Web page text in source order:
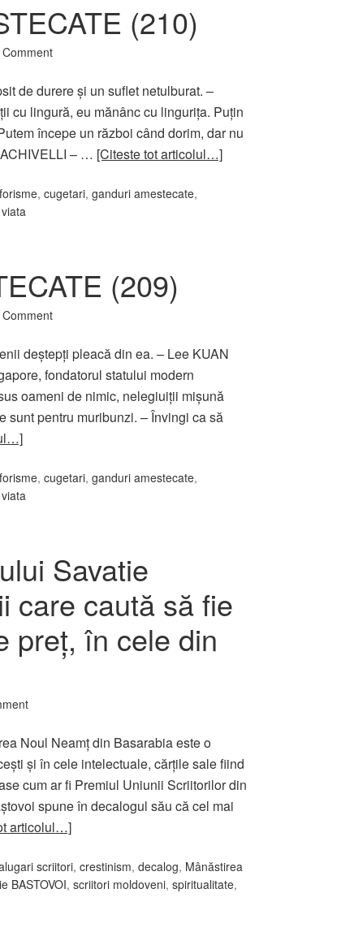
(210)
de durere şi un suflet netulburat. –
cu lingură, eu mănânc cu lingurița. Puțin
începe un război când dorim, dar nu
– … [Citeste tot articolul…]
, cugetari, ganduri amestecate,
viata
(209)
deștepți pleacă din ea. – Lee KUAN
fondatorul statului modern
oameni de nimic, nelegiuiții mișună
sunt pentru muribunzi. – Învingi ca să
, cugetari, ganduri amestecate,
viata
Savatie
care caută să fie
preţ, în cele din
Noul Neamţ din Basarabia este o
şi în cele intelectuale, cărţile sale fiind
cum ar fi Premiul Uniunii Scriitorilor din
spune în decalogul său că cel mai
articolul…]
scriitori, crestinism, decalog, Mânăstirea
BASTOVOI, scriitori moldoveni, spiritualitate,